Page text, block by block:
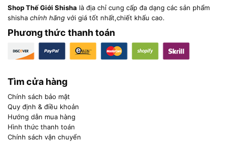
Shop Thế Giới Shisha là địa chỉ cung cấp đa dạng các sản phẩm
shisha chính hãng với giá tốt nhất,chiết khấu cao.
Phương thức thanh toán
Tìm cửa hàng
Chính sách bảo mật
Quy định & điều khoản
Hướng dẫn mua hàng
Hình thức thanh toán
Chính sách vận chuyển